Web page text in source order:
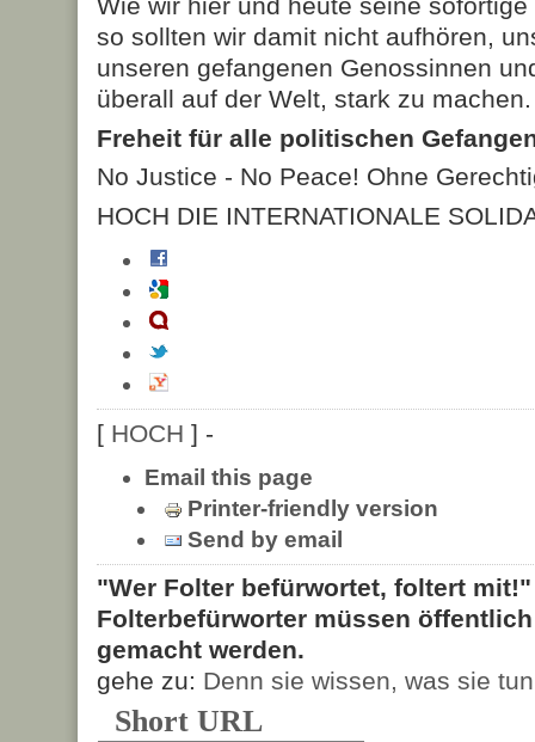
so sollten wir damit nicht aufhören,
unseren gefangenen Genossinnen
überall auf der Welt, stark zu machen.
Freheit für alle politischen
No Justice - No Peace! Ohne
HOCH DIE INTERNATIONALE
[ HOCH ] -
Email this page
Printer-friendly version
Send by email
"Wer Folter befürwortet, foltert
Folterbefürworter müssen
gemacht werden.
gehe zu: Denn sie wissen, was sie tun
Short URL